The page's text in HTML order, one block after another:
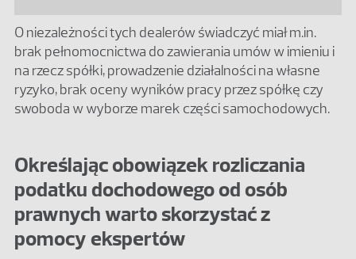
O niezależności tych dealerów świadczyć miał m.in.
brak pełnomocnictwa do zawierania umów w imieniu i
na rzecz spółki, prowadzenie działalności na własne
ryzyko, brak oceny wyników pracy przez spółkę czy
swoboda w wyborze marek części samochodowych.
Określając obowiązek rozliczania
podatku dochodowego od osób
prawnych warto skorzystać z
pomocy ekspertów